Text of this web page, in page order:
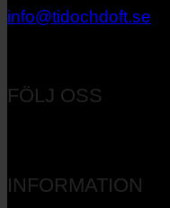
info@tidochdoft.se
FÖLJ OSS
INFORMATION